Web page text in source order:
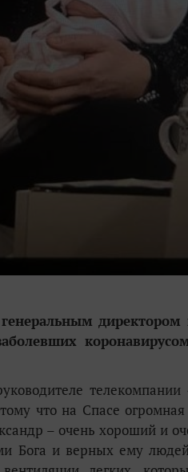
директором
что на Спасе
– очень хороший и
Бога и верных ему